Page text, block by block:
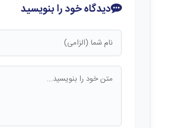
دیدگاه خود را بنویسید